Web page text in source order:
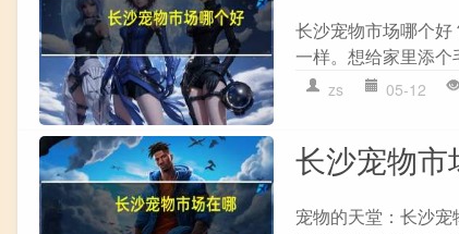
长沙宠物市场哪个
一样。想给家里添
zs 05-12
长沙宠物市
宠物的天堂：长沙